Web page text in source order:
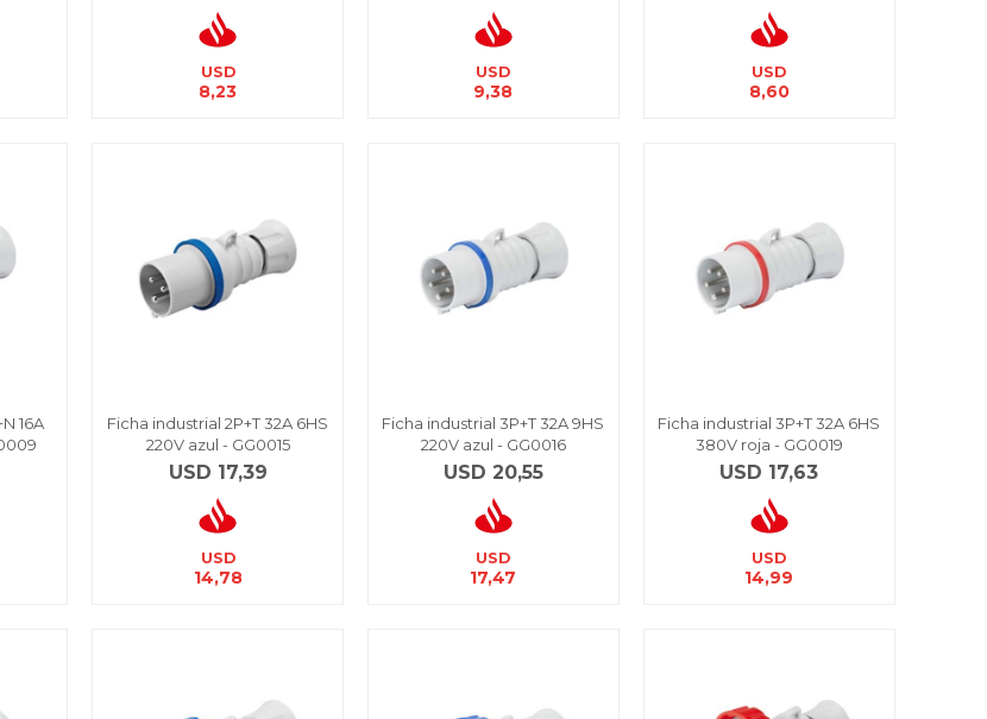
USD
8,23
USD
9,38
USD
8,60
16A
Ficha industrial 2P+T 32A 6HS
220V azul - GG0015
USD 17,39
USD
14,78
Ficha industrial 3P+T 32A 9HS
220V azul - GG0016
USD 20,55
USD
17,47
Ficha industrial 3P+T 32A 6HS
380V roja - GG0019
USD 17,63
USD
14,99